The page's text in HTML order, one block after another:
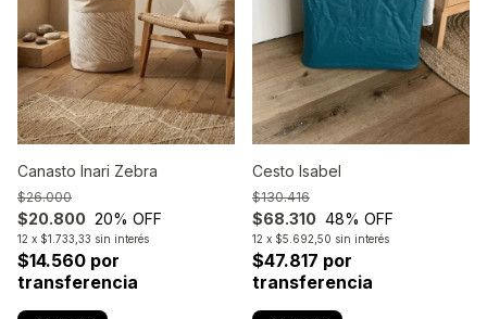
Canasto Inari Zebra
$20.800
$26.000
20% OFF
12 x $1.733,33 sin interés
$14.560 por
transferencia
Cesto Isabel
$68.310
$130.416
48% OFF
12 x $5.692,50 sin interés
$47.817 por
transferencia